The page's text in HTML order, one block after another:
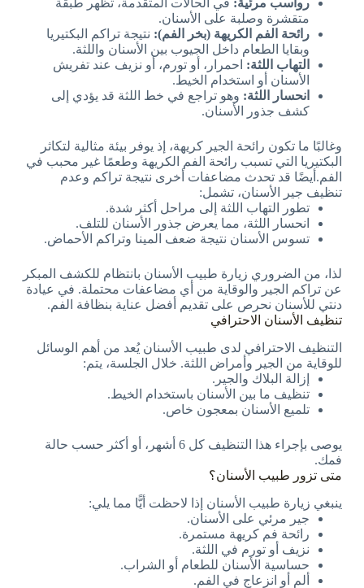
رواسب مرئية: في الحالات المتقدمة، تظهر طبقة
متقشرة وصلبة على الأسنان.
رائحة الفم الكريهة (بخر الفم): نتيجة تراكم البكتيريا
وبقايا الطعام داخل الجيوب بين الأسنان واللثة.
التهاب اللثة: احمرار، أو تورم، أو نزيف عند تفريش
الأسنان أو استخدام الخيط.
انحسار اللثة: وهو تراجع في خط اللثة قد يؤدي إلى
كشف جذور الأسنان.
وغالبًا ما تكون رائحة الجير كريهة، إذ يوفر بيئة مثالية لتكاثر
البكتيريا التي تسبب رائحة الفم الكريهة وطعمًا غير محبب في
الفم. أيضًا قد تحدث مضاعفات أخرى نتيجة تراكم وعدم
تنظيف جير الأسنان، تشمل:
تطور التهاب اللثة إلى مراحل أكثر شدة.
انحسار اللثة، مما يعرض جذور الأسنان للتلف.
تسوس الأسنان نتيجة ضعف المينا وتراكم الأحماض.
لذا، من الضروري زيارة طبيب الأسنان بانتظام للكشف المبكر
عن تراكم الجير والوقاية من أي مضاعفات محتملة. في عيادة
دنتي للأسنان نحرص على تقديم أفضل عناية بنظافة الفم.
تنظيف الأسنان الاحترافي
التنظيف الاحترافي لدى طبيب الأسنان يُعد من أهم الوسائل
للوقاية من الجير وأمراض اللثة. خلال الجلسة، يتم:
إزالة البلاك والجير.
تنظيف ما بين الأسنان باستخدام الخيط.
تلميع الأسنان بمعجون خاص.
يوصى بإجراء هذا التنظيف كل 6 أشهر، أو أكثر حسب حالة
فمك.
متى تزور طبيب الأسنان؟
ينبغي زيارة طبيب الأسنان إذا لاحظت أيًّا مما يلي:
جير مرئي على الأسنان.
رائحة فم كريهة مستمرة.
نزيف أو تورم في اللثة.
حساسية الأسنان للطعام أو الشراب.
ألم أو انزعاج في الفم.